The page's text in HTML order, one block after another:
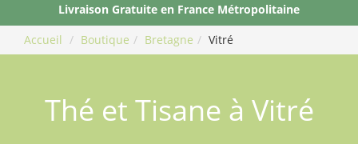
Livraison Gratuite en France Métropolitaine
Accueil
Boutique Bretagne Vitré
Thé et Tisane à Vitré